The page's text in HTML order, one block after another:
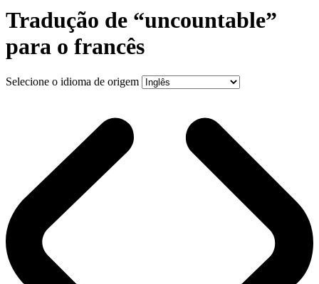
Tradução de “uncountable”
para o francês
Selecione o idioma de origem